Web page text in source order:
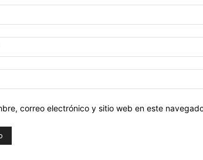
correo electrónico y sitio web en este